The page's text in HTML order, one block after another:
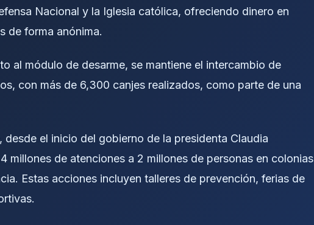
Nacional y la Iglesia católica, ofreciendo dinero en
de forma anónima.
al módulo de desarme, se mantiene el intercambio de
con más de 6,300 canjes realizados, como parte de una
el inicio del gobierno de la presidenta Claudia
millones de atenciones a 2 millones de personas en colonias
Estas acciones incluyen talleres de prevención, ferias de